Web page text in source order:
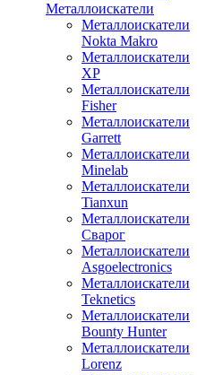
Металлоискатели
Металлоискатели
Nokta Makro
Металлоискатели
XP
Металлоискатели
Fisher
Металлоискатели
Garrett
Металлоискатели
Minelab
Металлоискатели
Tianxun
Металлоискатели
Сварог
Металлоискатели
Asgoelectronics
Металлоискатели
Teknetics
Металлоискатели
Bounty Hunter
Металлоискатели
Lorenz